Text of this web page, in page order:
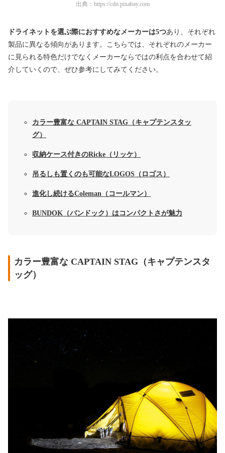
出典： https://cdn.pixabay.com
ドライネットを選ぶ際におすすめなメーカーは5つあり、それぞれ
製品に異なる傾向があります。こちらでは、それぞれのメーカー
に見られる特色だけでなくメーカーならではの利点を合わせて紹
介していくので、ぜひ参考にしてみてください。
カラー豊富な CAPTAIN STAG（キャプテンスタッ
グ）
収納ケース付きのRicke（リッケ）
吊るしも置くのも可能なLOGOS（ロゴス）
進化し続けるColeman（コールマン）
BUNDOK（バンドック）はコンパクトさが魅力
カラー豊富な CAPTAIN STAG（キャプテンスタ
ッグ）